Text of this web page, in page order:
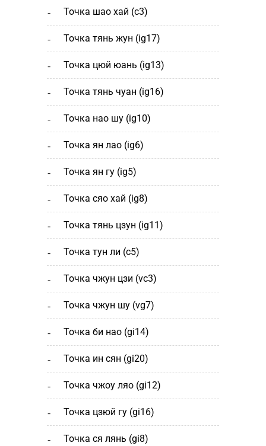
точка шао хай (с3)
точка тянь жун (ig17)
точка цюй юань (ig13)
точка тянь чуан (ig16)
точка нао шу (ig10)
точка ян лао (ig6)
точка ян гу (ig5)
точка сяо хай (ig8)
точка тянь цзун (ig11)
точка тун ли (c5)
точка чжун цзи (vc3)
точка чжун шу (vg7)
точка би нао (gi14)
точка ин сян (gi20)
точка чжоу ляо (gi12)
точка цзюй гу (gi16)
точка ся лянь (gi8)